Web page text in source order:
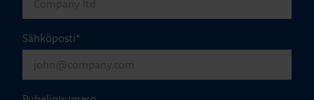
Sähköposti*